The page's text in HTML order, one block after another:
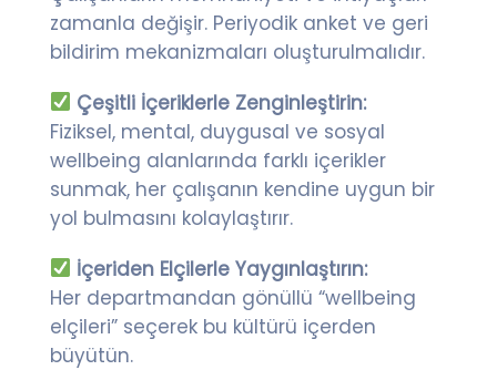
zamanla değişir. Periyodik anket ve geri
bildirim mekanizmaları oluşturulmalıdır.
Çeşitli İçeriklerle Zenginleştirin:
Fiziksel, mental, duygusal ve sosyal
wellbeing alanlarında farklı içerikler
sunmak, her çalışanın kendine uygun bir
yol bulmasını kolaylaştırır.
İçeriden Elçilerle Yaygınlaştırın:
Her departmandan gönüllü “wellbeing
elçileri” seçerek bu kültürü içerden
büyütün.